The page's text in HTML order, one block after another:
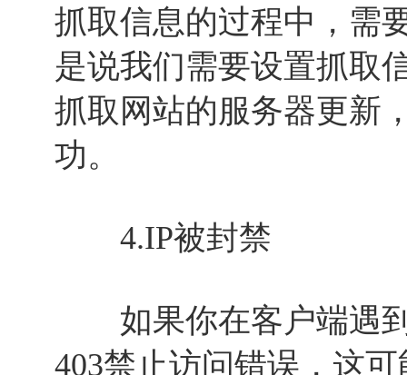
抓取信息的过程中，需
是说我们需要设置抓取
抓取网站的服务器更新
功。
4.IP被封禁
如果你在客户端遇到
403禁止访问错误，这